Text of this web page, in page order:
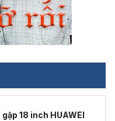
18 inch HUAWEI